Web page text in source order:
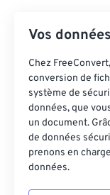
Vos
Chez
conversion de
système de
données, que
un document.
de données
prenons en
données.